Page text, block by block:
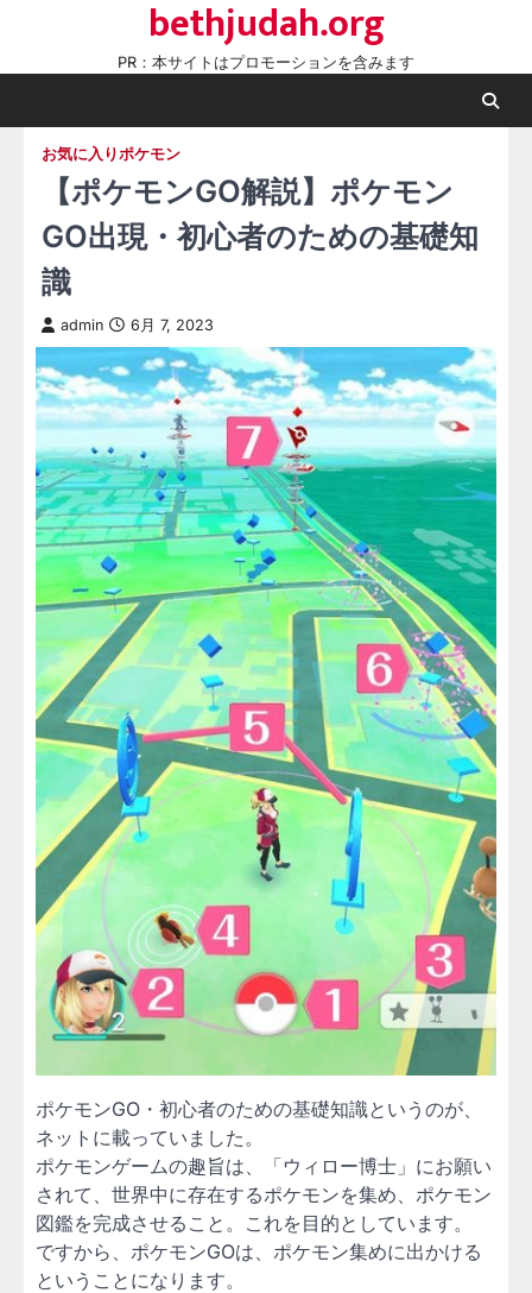
content
bethjudah.org
PR：本サイトはプロモーションを含みます
お気に入りポケモン
【ポケモンGO解説】ポケモン
GO出現・初心者のための基礎知
識
admin 6月 7, 2023
ポケモンGO・初心者のための基礎知識というのが、
ネットに載っていました。
ポケモンゲームの趣旨は、「ウィロー博士」にお願い
されて、世界中に存在するポケモンを集め、ポケモン
図鑑を完成させること。これを目的としています。
ですから、ポケモンGOは、ポケモン集めに出かける
ということになります。